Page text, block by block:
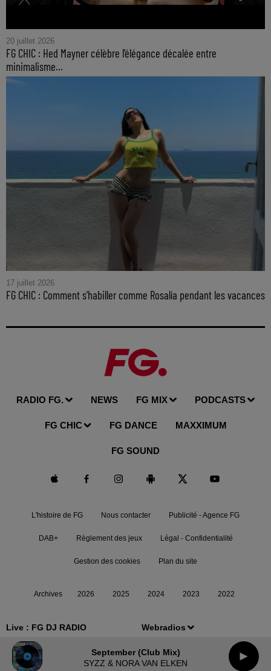
Live : FG DJ RADIO Webradios
September (club Mix)
SYZZ & NORA VAN ELKEN
20 juillet 2026
FG CHIC : Hed Mayner célèbre l'élégance décalée entre
minimalisme...
17 juillet 2026
FG CHIC : Comment s'habiller comme Rosalía pendant les vacances
RADIO FG. NEWS FG MIX PODCASTS
FG CHIC FG DANCE MAXXIMUM
FG SOUND
L'histoire de FG Nous contacter Publicité - Agence FG
DAB+ Règlement des jeux Légal - Confidentialité
Gestion des cookies Plan du site
Archives 2026 2025 2024 2023 2022